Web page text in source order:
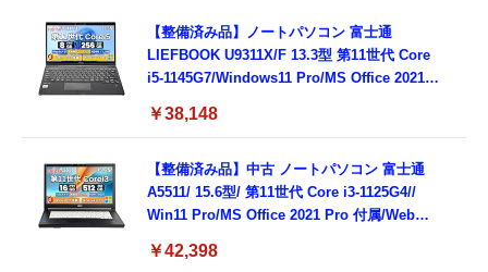
【整備済み品】ノートパソコン 富士通
LIEFBOOK U9311X/F 13.3型 第11世代 Core
i5-1145G7/Windows11 Pro/MS Office 2021搭
Type-C/360度回転対応/有線静音マウス付
8GB,SSD256GB)
￥38,148
【整備済み品】中古 ノートパソコン 富士通
A5511/ 15.6型/ 第11世代 Core i3-1125G4//
Win11 Pro/MS Office 2021 Pro 付属/Webカ
3.0)/ 有線静音マウス付属/ 180日保証（メモリ
￥42,398